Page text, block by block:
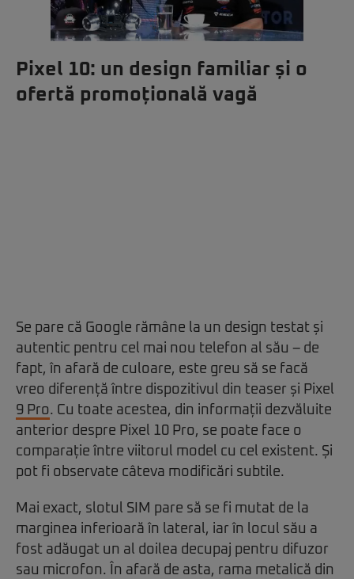
Pixel 10: un design familiar și o
ofertă promoțională vagă
Se pare că Google rămâne la un design testat și
autentic pentru cel mai nou telefon al său – de
fapt, în afară de culoare, este greu să se facă
vreo diferență între dispozitivul din teaser și Pixel
9 Pro. Cu toate acestea, din informații dezvăluite
anterior despre Pixel 10 Pro, se poate face o
comparație între viitorul model cu cel existent. Și
pot fi observate câteva modificări subtile.
Mai exact, slotul SIM pare să se fi mutat de la
marginea inferioară în lateral, iar în locul său a
fost adăugat un al doilea decupaj pentru difuzor
sau microfon. În afară de asta, rama metalică din